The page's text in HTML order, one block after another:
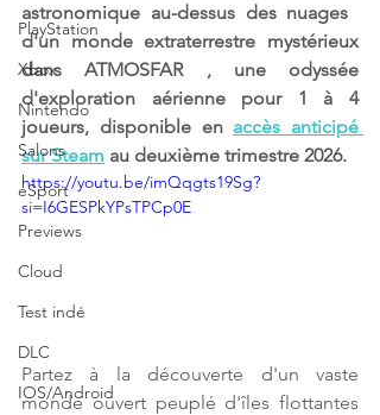
PlayStation
Xbox
Nintendo
Salons
eSport
Previews
Cloud
Test indé
DLC
IOS/Android
astronomique au-dessus des nuages ​​
d'un monde extraterrestre mystérieux
dans ATMOSFAR , une odyssée
d'exploration aérienne pour 1 à 4
joueurs, disponible en accès anticipé
sur Steam au deuxième trimestre 2026.
https://youtu.be/imQqgts19Sg?
si=I6GESPkYPsTPCp0E
Partez à la découverte d'un vaste
monde ouvert peuplé d'îles flottantes